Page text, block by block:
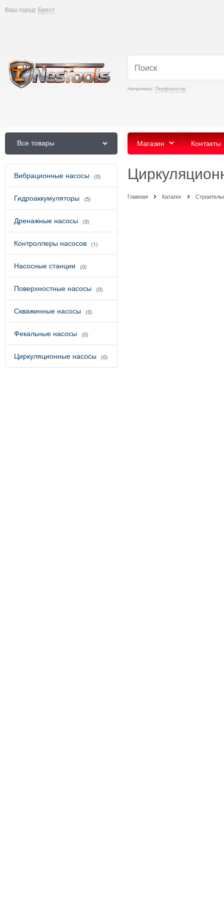
Ваш город: Брест
Например: Перфоратор
Все товары Магазин Контакты
Вибрационные насосы (0)
Гидроаккумуляторы (5)
Дренажные насосы (0)
Контроллеры насосов (1)
Насосные станции (0)
Поверхностные насосы (0)
Скважинные насосы (0)
Фекальные насосы (0)
Циркуляционные насосы (0)
Главная Каталог